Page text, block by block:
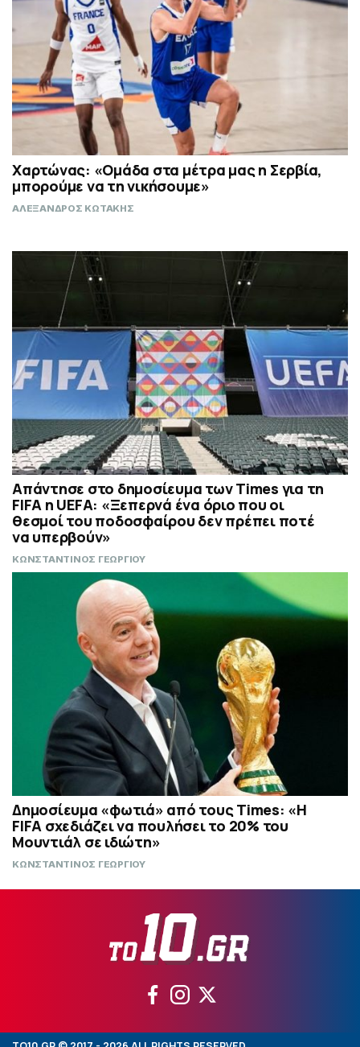
Χαρτώνας: «Ομάδα στα μέτρα μας η Σερβία,
μπορούμε να τη νικήσουμε»
ΑΛΕΞΑΝΔΡΟΣ ΚΩΤΑΚΗΣ
Απάντησε στο δημοσίευμα των Times για τη
FIFA η UEFA: «Ξεπερνά ένα όριο που οι
θεσμοί του ποδοσφαίρου δεν πρέπει ποτέ
να υπερβούν»
ΚΩΝΣΤΑΝΤΙΝΟΣ ΓΕΩΡΓΙΟΥ
Δημοσίευμα «φωτιά» από τους Times: «Η
FIFA σχεδιάζει να πουλήσει το 20% του
Μουντιάλ σε ιδιώτη»
ΚΩΝΣΤΑΝΤΙΝΟΣ ΓΕΩΡΓΙΟΥ